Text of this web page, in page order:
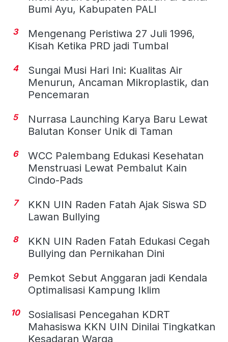
Bumi Ayu, Kabupaten PALI
3
Mengenang Peristiwa 27 Juli 1996,
Kisah Ketika PRD jadi Tumbal
4
Sungai Musi Hari Ini: Kualitas Air
Menurun, Ancaman Mikroplastik, dan
Pencemaran
5
Nurrasa Launching Karya Baru Lewat
Balutan Konser Unik di Taman
6
WCC Palembang Edukasi Kesehatan
Menstruasi Lewat Pembalut Kain
Cindo-Pads
7
KKN UIN Raden Fatah Ajak Siswa SD
Lawan Bullying
8
KKN UIN Raden Fatah Edukasi Cegah
Bullying dan Pernikahan Dini
9
Pemkot Sebut Anggaran jadi Kendala
Optimalisasi Kampung Iklim
10
Sosialisasi Pencegahan KDRT
Mahasiswa KKN UIN Dinilai Tingkatkan
Kesadaran Warga